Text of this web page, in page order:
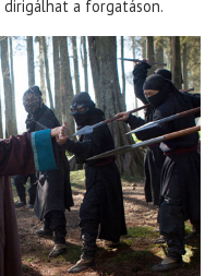
dirigálhat a forgatáson.